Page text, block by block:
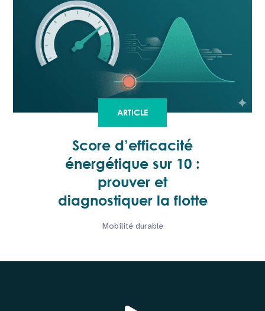
ARTICLE
Score d’efficacité
énergétique sur 10 :
prouver et
diagnostiquer la flotte
Mobilité durable